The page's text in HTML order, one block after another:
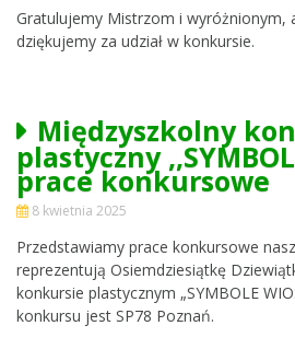
Gratulujemy Mistrzom i wyróżnionym,
dziękujemy za udział w konkursie.
Międzyszkolny
plastyczny
prace konkursowe
8 kwietnia 2025
Przedstawiamy prace konkursowe
reprezentują Osiemdziesiątkę
konkursie plastycznym „SYMBOLE
konkursu jest SP78 Poznań.